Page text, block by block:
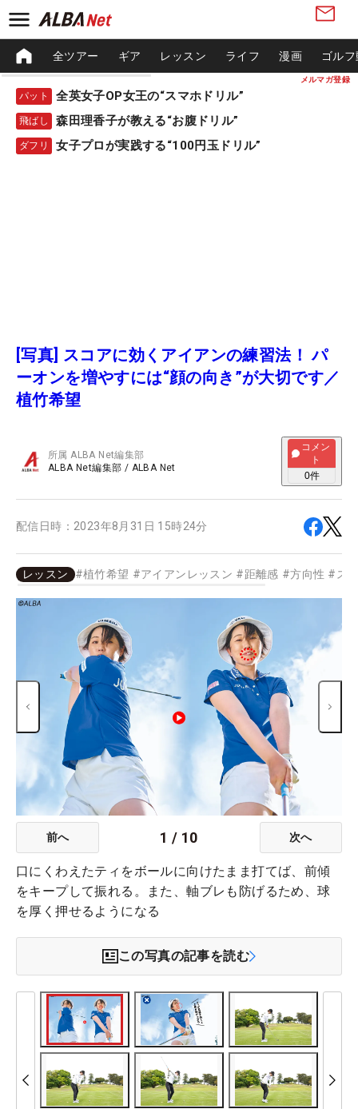
メルマガ登録
全ツアー ギア レッスン ライフ 漫画 ゴル
パット 全英女子OP女王の“スマホドリル”
飛ばし 森田理香子が教える“お腹ドリル”
ダフリ 女子プロが実践する“100円玉ドリル”
[写真] スコアに効くアイアンの練習法！ パ
ーオンを増やすには“顔の向き”が大切です／
植竹希望
所属ALBA Net編集部
ALBA Net編集部 / ALBA Net
コメン
ト
0件
配信日時： 2023年8月31日 15時24分
レッスン #植竹希望 #アイアンレッスン #距離感 #方向性 # ス
前へ 1 / 10 次へ
口にくわえたティをボールに向けたまま打てば、前傾
をキープして振れる。また、軸ブレも防げるため、球
を厚く押せるようになる
この写真の記事を読む